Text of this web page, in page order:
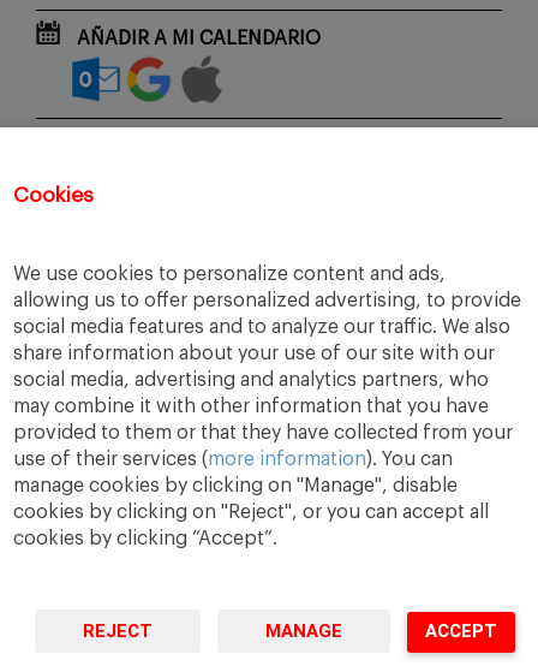
Cookies
We use cookies to personalize content and ads,
allowing us to offer personalized advertising, to provide
social media features and to analyze our traffic. We also
share information about your use of our site with our
social media, advertising and analytics partners, who
may combine it with other information that you have
provided to them or that they have collected from your
use of their services (more information). You can
manage cookies by clicking on "Manage", disable
cookies by clicking on "Reject", or you can accept all
cookies by clicking “Accept”.
REJECT MANAGE ACCEPT
AÑADIR A MI CALENDARIO
Barcelona · Madrid · New York · Munich · São Paulo